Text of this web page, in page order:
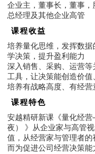
企业主，董事长，董事
总经理及其他企业高管
课程收益
培养量化思维，发挥数
学决策，提升盈利能力
深入销售、采购、运营等
工具，让决策能创造价值
培养有战略高度、有经
课程特色
安越精研新课《量化经
夜） 》从企业家与高管
值，从经营家与管理者
而为促进公司经营决策